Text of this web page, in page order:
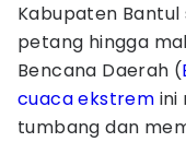
Kabupaten
petang hingga
Bencana Daerah (
cuaca ekstrem ini
tumbang dan